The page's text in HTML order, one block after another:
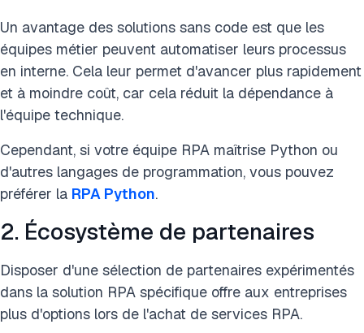
Un avantage des solutions sans code est que les
équipes métier peuvent automatiser leurs processus
en interne. Cela leur permet d'avancer plus rapidement
et à moindre coût, car cela réduit la dépendance à
l'équipe technique.
Cependant, si votre équipe RPA maîtrise Python ou
d'autres langages de programmation, vous pouvez
préférer la RPA Python.
2. Écosystème de partenaires
Disposer d'une sélection de partenaires expérimentés
dans la solution RPA spécifique offre aux entreprises
plus d'options lors de l'achat de services RPA.